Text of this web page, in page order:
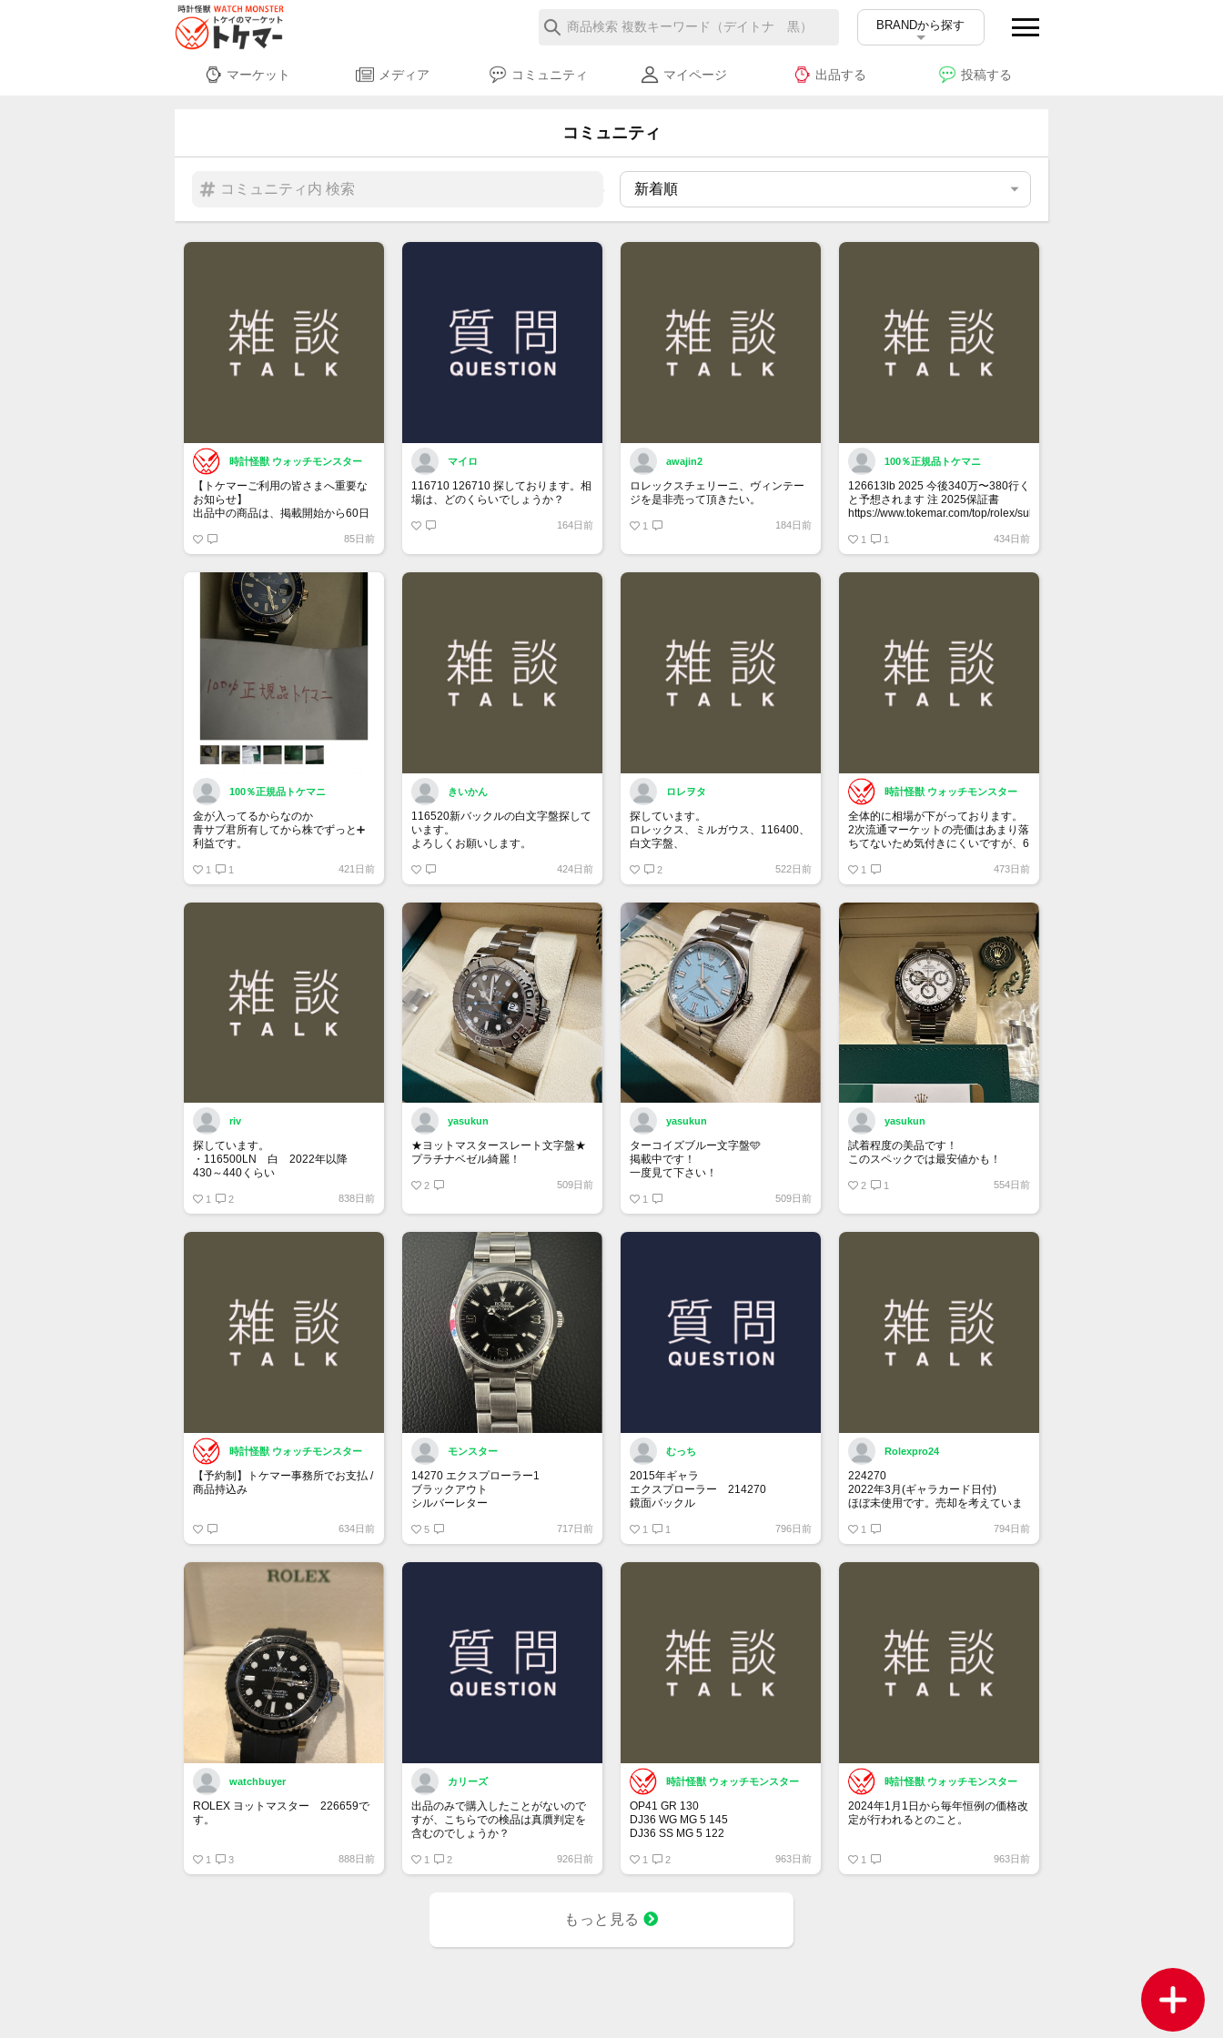
BRANDから探す
マーケット メディア コミュニティ マイページ 出品する 投稿する
コミュニティ
時計怪獣 ウォッチモンスター
【トケマーご利用の皆さまへ重要な
お知らせ】
出品中の商品は、掲載開始から60日
へ戻ります。
トップページでお気に入り登録がで
詳しくはマイページ＞お知らせをご
確認ください。
85日前
マイロ
116710 126710 探しております。相
場は、どのくらいでしょうか？
164日前
awajin2
ロレックスチェリーニ、ヴィンテー
ジを是非売って頂きたい。
1 184日前
100％正規品トケマニ
126613lb 2025 今後340万〜380行く
と予想されます 注 2025保証書
https://www.tokemar.com/top/rolex/submariner/166613lb-
マジ上がる予想しかない
1 1 434日前
100％正規品トケマニ
金が入ってるからなのか
青サブ君所有してから株でずっと➕
利益です。
銘柄番号7932 ニッピ
株価が下がっても、上がっても
1 1 421日前
きいかん
116520新バックルの白文字盤探して
います。
よろしくお願いします。
424日前
ロレヲタ
探しています。
ロレックス、ミルガウス、116400、
白文字盤、
属品は完備の状態を希望します。
お値段140万～170万位でよろしくお
2 522日前
時計怪獣 ウォッチモンスター
全体的に相場が下がっております。
2次流通マーケットの売価はあまり落
ちてないため気付きにくいですが、6
ている10％は下になっていると思い
ます。
1 473日前
riv
探しています。
・116500LN 白 2022年以降
430～440くらい
式 120くらい
1 2 838日前
yasukun
★ヨットマスタースレート文字盤★
プラチナベゼル綺麗！
2 509日前
yasukun
ターコイズブルー文字盤🩵
掲載中です！
一度見て下さい！
1 509日前
yasukun
試着程度の美品です！
このスペックでは最安値かも！
2 1 554日前
時計怪獣 ウォッチモンスター
【予約制】トケマー事務所でお支払 /
商品持込み
フォームからご予約ください！
634日前
モンスター
14270 エクスプローラー1
ブラックアウト
シルバーレター
オールトリチウム
5 717日前
むっち
2015年ギャラ
エクスプローラー 214270
鏡面バックル
思い出の年に製造されてるエクスプ
ローラー1を探しております。
1 1 796日前
Rolexpro24
224270
2022年3月(ギャラカード日付)
ほぼ未使用です。売却を考えていま
関心ある方、メッセージください
1 794日前
watchbuyer
ROLEX ヨットマスター 226659で
す。
うかと思っています。
1 3 888日前
カリーズ
出品のみで購入したことがないので
すが、こちらでの検品は真贋判定を
含むのでしょうか？
1 2 926日前
時計怪獣 ウォッチモンスター
OP41 GR 130
DJ36 WG MG 5 145
DJ36 SS MG 5 122
DJ41 WG WT 5 164
00LN BK 21 375
SUBD 23 182
1 2 963日前
時計怪獣 ウォッチモンスター
2024年1月1日から毎年恒例の価格改
定が行われるとのこと。
性があります。
1 963日前
もっと見る